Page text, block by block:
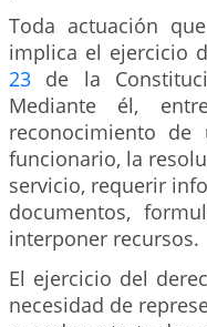
Toda actuación
implica el ejercicio
23 de la
Mediante él,
reconocimiento
funcionario, la
servicio, requerir
documentos,
interponer recursos.
El ejercicio del
necesidad de